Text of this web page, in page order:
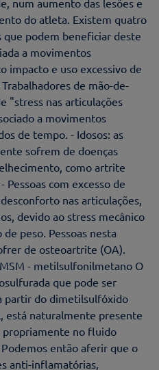
num aumento das lesões e
do atleta. Existem quatro
que podem beneficiar deste
a movimentos
impacto e uso excessivo de
de mão-de-
"stress nas articulações
a movimentos
de tempo. - Idosos: as
sofrem de doenças
como artrite
com excesso de
nas articulações,
devido ao stress mecânico
peso. Pessoas nesta
de osteoartrite (OA).
- metilsulfonilmetano O
que pode ser
partir do dimetilsulfóxido
está naturalmente presente
propriamente no fluido
então aferir que o
anti-inflamatórias,